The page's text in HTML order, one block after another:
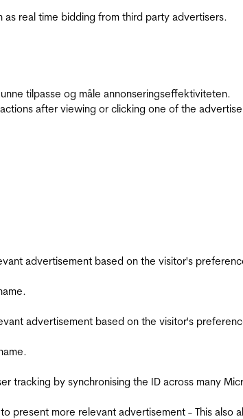
real time bidding from third party advertisers.
tilpasse og måle annonseringseffektiviteten.
after viewing or clicking one of the
advertisement based on the visitor's
advertisement based on the visitor's
tracking by synchronising the ID across many
present more relevant advertisement - This